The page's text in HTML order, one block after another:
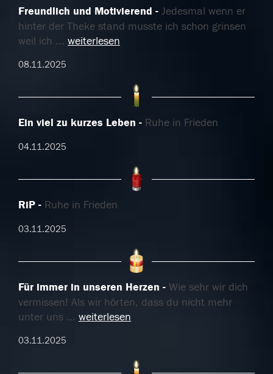
Freundlich und Motivierend
Jedesmal wenn er
hinter der Theke stand musste ich schon grinsen
weil ich ... weiterlesen
08.11.2025
Ein viel zu kurzes Leben Ruhe in Frieden
04.11.2025
RiP Ruhe in Frieden
03.11.2025
Für immer in unseren Herzen
Wie sehr wir dich
vermissen! Als wir hörten, dass du nicht mehr
unter uns ... weiterlesen
03.11.2025